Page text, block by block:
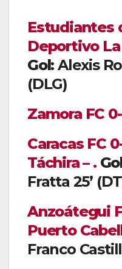
Estudiantes
Deportivo La
Gol: Alexis
(DLG)
Zamora FC
Caracas FC
Táchira – .
Fratta 25’
Anzoátegui
Puerto
Franco